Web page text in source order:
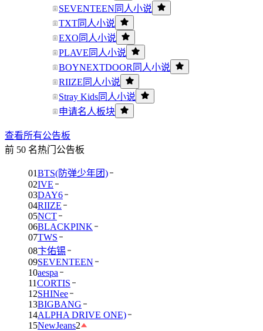
SEVENTEEN同人小说
TXT同人小说
EXO同人小说
PLAVE同人小说
BOYNEXTDOOR同人小说
RIIZE同人小说
Stray Kids同人小说
申请名人板块
查看所有公告板
前 50 名热门公告板
01BTS(防弹少年团)
02IVE
03DAY6
04RIIZE
05NCT
06BLACKPINK
07TWS
08卞佑锡
09SEVENTEEN
10aespa
11CORTIS
12SHINee
13BIGBANG
14ALPHA DRIVE ONE)
15NewJeans2